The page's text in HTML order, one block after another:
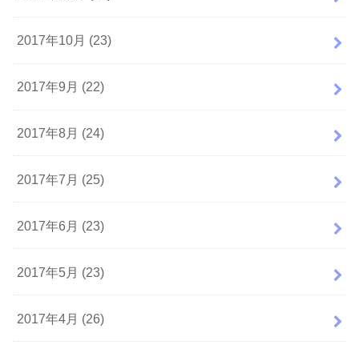
2017年10月 (23)
2017年9月 (22)
2017年8月 (24)
2017年7月 (25)
2017年6月 (23)
2017年5月 (23)
2017年4月 (26)